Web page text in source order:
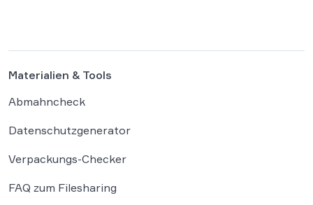
Materialien & Tools
Abmahncheck
Datenschutzgenerator
Verpackungs-Checker
FAQ zum Filesharing